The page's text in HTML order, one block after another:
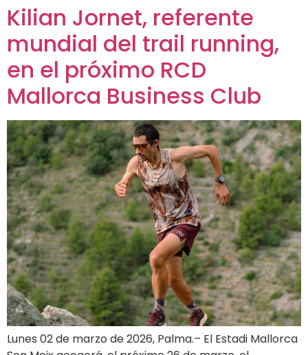
Kilian Jornet, referente
mundial del trail running,
en el próximo RCD
Mallorca Business Club
Lunes 02 de marzo de 2026, Palma.– El Estadi Mallorca